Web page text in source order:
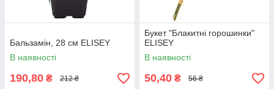
Бальзамін, 28 см ELISEY
В наявності
190,80 ₴ 212 ₴
Букет "Блакитні горошинки"
ELISEY
В наявності
50,40 ₴ 56 ₴